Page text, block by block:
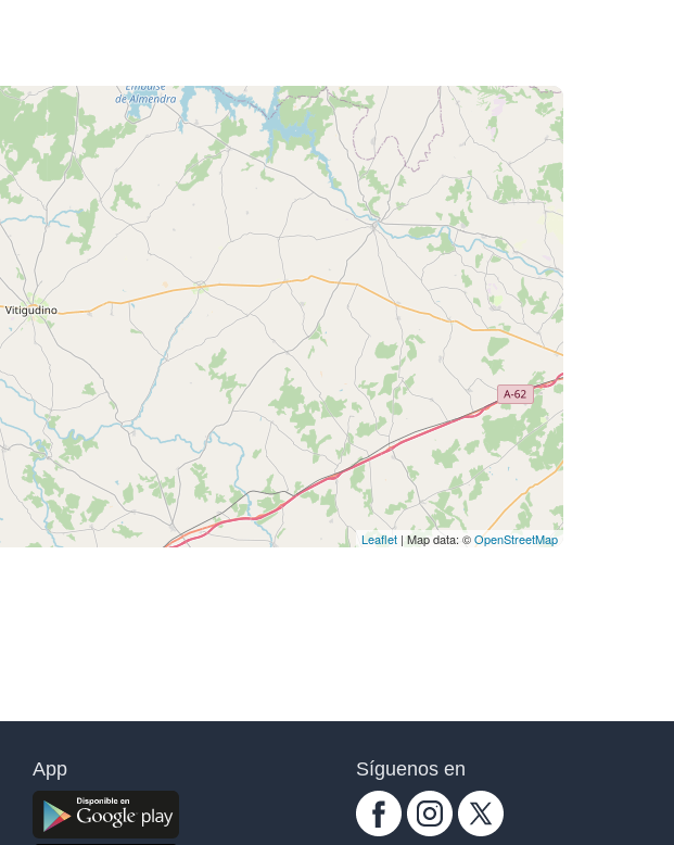
Leaflet | Map data: ©OpenStreetMap
App Síguenos en